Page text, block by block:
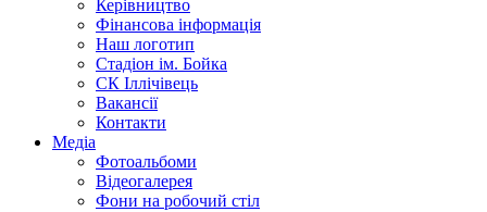
Керівництво
Фінансова інформація
Наш логотип
Стадіон ім. Бойка
СК Іллічівець
Вакансії
Контакти
Медіа
Фотоальбоми
Відеогалерея
Фони на робочий стіл